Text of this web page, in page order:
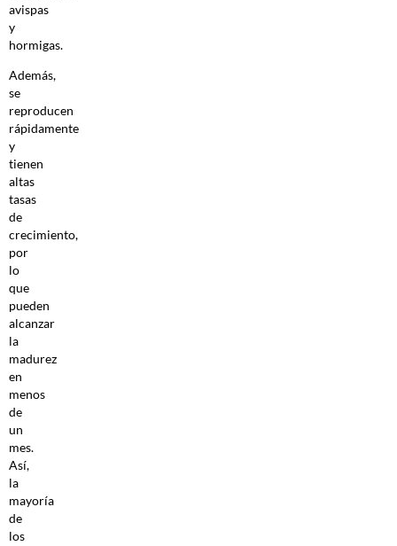
avispas
y
hormigas.
Además,
se
reproducen
rápidamente
y
tienen
altas
tasas
de
crecimiento,
por
lo
que
pueden
alcanzar
la
madurez
en
menos
de
un
mes.
Así,
la
mayoría
de
los